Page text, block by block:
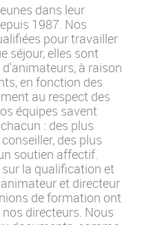
dans leur
1987. Nos
pour travailler
séjour, elles sont
à raison
en fonction des
au respect des
équipes savent
: des plus
des plus
soutien affectif.
la qualification et
et directeur
de formation ont
directeurs. Nous